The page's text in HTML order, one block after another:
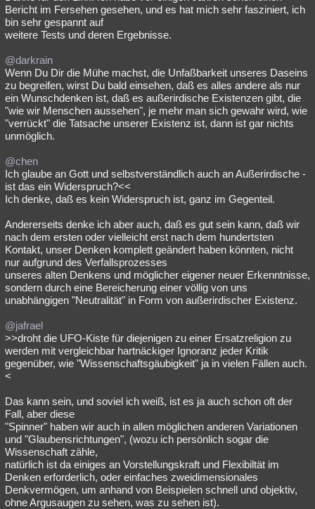
Bericht im Fersehen gesehen, und es hat mich sehr fasziniert, ich
bin sehr gespannt auf
weitere Tests und deren Ergebnisse.
@darkrain
Wenn Du Dir die Mühe machst, die Unfaßbarkeit unseres Daseins
zu begreifen, wirst Du bald einsehen, daß es alles andere als nur
ein Wunschdenken ist, daß es außerirdische Existenzen gibt, die
"wie wir Menschen aussehen", je mehr man sich gewahr wird, wie
"verrückt" die Tatsache unserer Existenz ist, dann ist gar nichts
unmöglich.
@chen
Ich glaube an Gott und selbstverständlich auch an Außerirdische -
ist das ein Widerspruch?<<
Ich denke, daß es kein Widerspruch ist, ganz im Gegenteil.
Andererseits denke ich aber auch, daß es gut sein kann, daß wir
nach dem ersten oder vielleicht erst nach dem hundertsten
Kontakt, unser Denken komplett geändert haben könnten, nicht
nur aufgrund des Verfallsprozesses
unseres alten Denkens und möglicher eigener neuer Erkenntnisse,
sondern durch eine Bereicherung einer völlig von uns
unabhängigen "Neutralität" in Form von außerirdischer Existenz.
@jafrael
>>droht die UFO-Kiste für diejenigen zu einer Ersatzreligion zu
werden mit vergleichbar hartnäckiger Ignoranz jeder Kritik
gegenüber, wie "Wissenschaftsgäubigkeit" ja in vielen Fällen auch.
<
Das kann sein, und soviel ich weiß, ist es ja auch schon oft der
Fall, aber diese
"Spinner" haben wir auch in allen möglichen anderen Variationen
und "Glaubensrichtungen", (wozu ich persönlich sogar die
Wissenschaft zähle,
natürlich ist da einiges an Vorstellungskraft und Flexibiltät im
Denken erforderlich, oder einfaches zweidimensionales
Denkvermögen, um anhand von Beispielen schnell und objektiv,
ohne Argusaugen zu sehen, was zu sehen ist).